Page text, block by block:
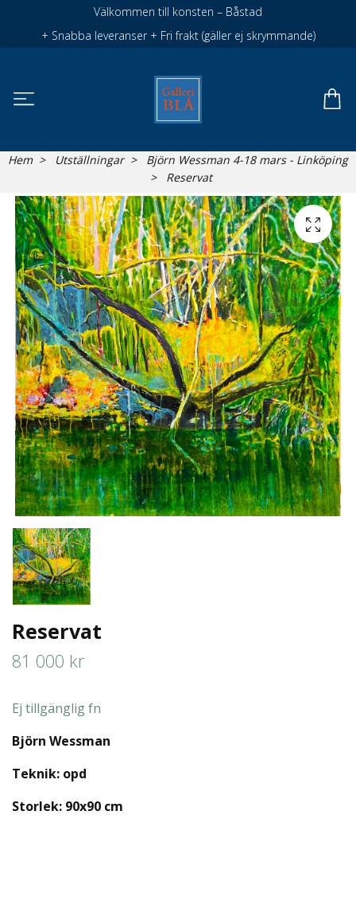
Välkommen till konsten – Båstad
+ Snabba leveranser + Fri frakt (gäller ej skrymmande)
Hem Utställningar
Björn Wessman 4-18 mars - Linköping
Reservat
Reservat
81 000 kr
Ej tillgänglig fn
Björn Wessman
Teknik: opd
Storlek: 90x90 cm